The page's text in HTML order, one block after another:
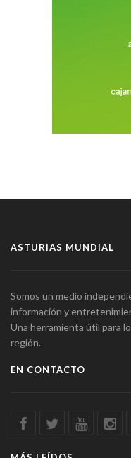
ASTURIAS MUNDIAL
Somos un medio
información y
Una herramienta útil para
región.
EN CONTACTO